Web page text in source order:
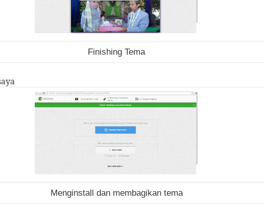
Finishing Tema
Menginstall dan membagikan tema